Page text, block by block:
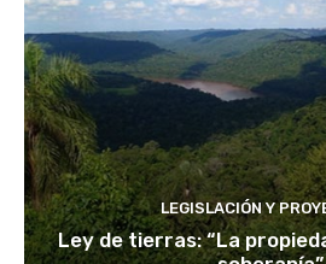
LEGISLACIÓN Y
Ley de tierras: “La